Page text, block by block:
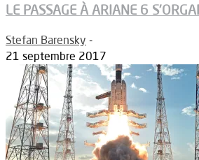
LE PASSAGE À ARIANE 6
Stefan Barensky -
21 septembre 2017